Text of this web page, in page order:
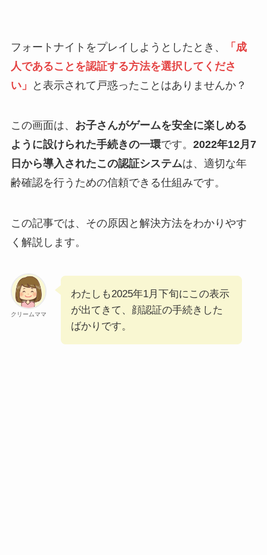
フォートナイトをプレイしようとしたとき、
「成
人であることを認証する方法を選択してくださ
い」
と表示されて戸惑ったことはありませんか？
この画面は、 お子さんがゲームを安全に楽しめる
ように設けられた手続きの一環です。 2022年12月7
日から導入されたこの認証システムは、適切な年
齢確認を行うための信頼できる仕組みです。
この記事では、その原因と解決方法をわかりやす
く解説します。
クリームママ
わたしも2025年1月下旬にこの表示
が出てきて、顔認証の手続きした
ばかりです。